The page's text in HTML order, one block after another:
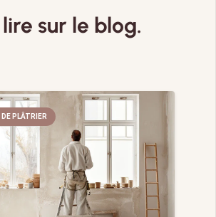
sur le blog.
DE PLÂTRIER